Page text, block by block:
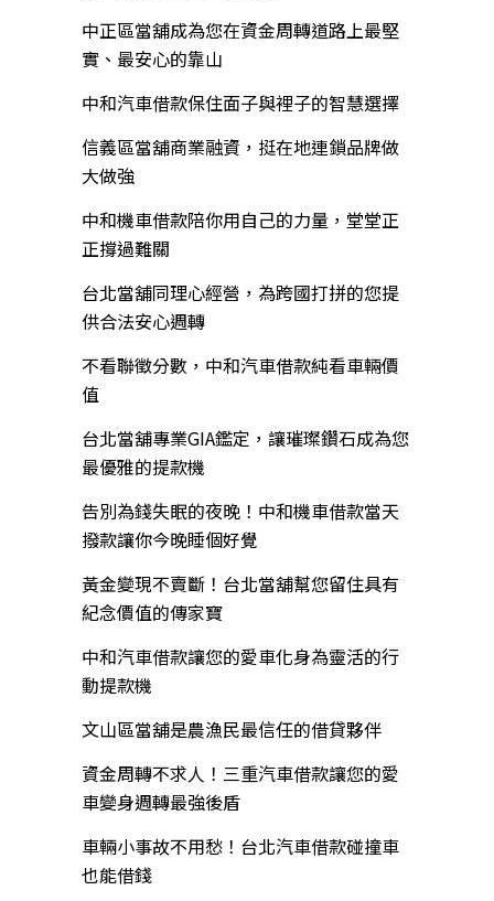
中正區當舖成為您在資金周轉道路上最堅
實、最安心的靠山
中和汽車借款保住面子與裡子的智慧選擇
信義區當舖商業融資，挺在地連鎖品牌做
大做強
中和機車借款陪你用自己的力量，堂堂正
正撐過難關
台北當舖同理心經營，為跨國打拼的您提
供合法安心週轉
不看聯徵分數，中和汽車借款純看車輛價
值
台北當舖專業GIA鑑定，讓璀璨鑽石成為您
最優雅的提款機
告別為錢失眠的夜晚！中和機車借款當天
撥款讓你今晚睡個好覺
黃金變現不賣斷！台北當舖幫您留住具有
紀念價值的傳家寶
中和汽車借款讓您的愛車化身為靈活的行
動提款機
文山區當舖是農漁民最信任的借貸夥伴
資金周轉不求人！三重汽車借款讓您的愛
車變身週轉最強後盾
車輛小事故不用愁！台北汽車借款碰撞車
也能借錢